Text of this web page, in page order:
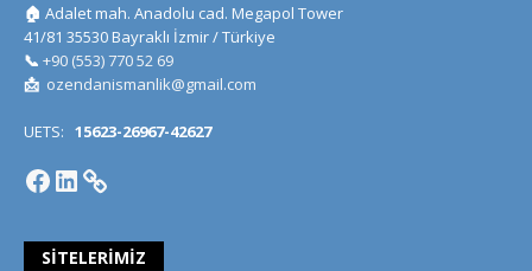
🏠 Adalet mah. Anadolu cad. Megapol Tower
41/81 35530 Bayraklı İzmir / Türkiye
📞 +90 (553) 770 52 69
📩 ozendanismanlik@gmail.com
UETS: 15623-26967-42627
SITELERIMIZ